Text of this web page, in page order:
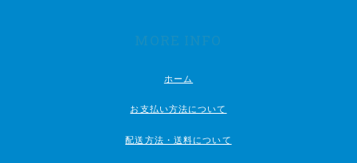
MORE INFO
ホーム
お支払い方法について
配送方法・送料について